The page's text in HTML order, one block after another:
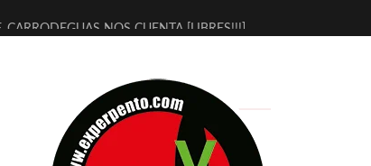
CARRODEGUAS NOS CUENTA [LIBRES!!!]
JONDA] DE JUAN GUERRERO ZAMORA
LA ESCUELA DEL DIRECTOR TEATRAL CLAUDIO TOLCACHIR
(NO ES NADA) DE LA KATARSIS DEL TOMATAZO